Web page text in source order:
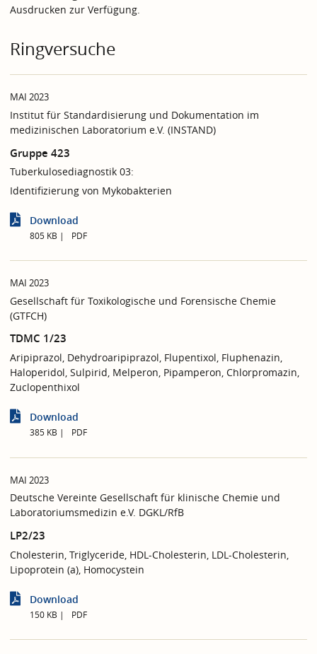
Ausdrucken zur Verfügung.
Ringversuche
MAI 2023
Institut für Standardisierung und Dokumentation im
medizinischen Laboratorium e.V. (INSTAND)
Gruppe 423
Tuberkulosediagnostik 03:
Identifizierung von Mykobakterien
Download
805 KB PDF
MAI 2023
Gesellschaft für Toxikologische und Forensische Chemie
(GTFCH)
TDMC 1/23
Aripiprazol, Dehydroaripiprazol, Flupentixol, Fluphenazin,
Haloperidol, Sulpirid, Melperon, Pipamperon, Chlorpromazin,
Zuclopenthixol
Download
385 KB PDF
MAI 2023
Deutsche Vereinte Gesellschaft für klinische Chemie und
Laboratoriumsmedizin e.V. DGKL/RfB
LP2/23
Cholesterin, Triglyceride, HDL-Cholesterin, LDL-Cholesterin,
Lipoprotein (a), Homocystein
Download
150 KB PDF